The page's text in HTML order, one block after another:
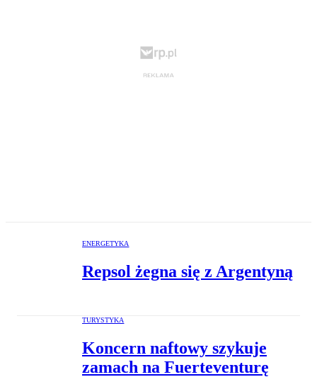
ENERGETYKA
Repsol żegna się z Argentyną
TURYSTYKA
Koncern naftowy szykuje
zamach na Fuerteventurę